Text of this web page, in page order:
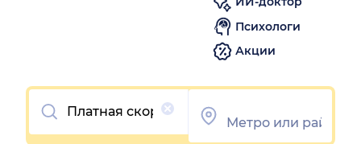
Психологи
Акции
Очистить